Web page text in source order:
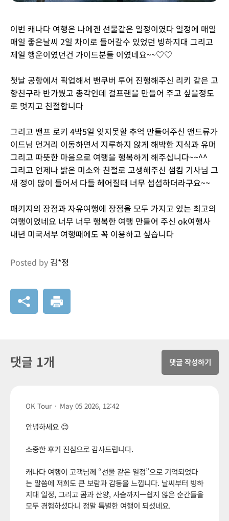
이번 캐나다 여행은 나에겐 선물같은 일정이였다 일정에 매일
매일 좋은날씨 2일 차이로 들어갈수 있었던 빙하지대 그리고
제일 행운이였던건 가이드분들 이였네요~~♡♡
첫날 공항에서 픽업해서 밴쿠버 투어 진행해주신 리키 같은 고
향친구라 반가웠고 총각인데 걸프랜을 만들어 주고 싶을정도
로 멋지고 친절합니다
그리고 밴프 로키 4박5일 잊지못할 추억 만들어주신 앤드류가
이드님 먼거리 이동하면서 지루하지 않게 해박한 지식과 유머
그리고 따뜻한 마음으로 여행을 행복하게 해주십니다~~^^
그리고 언제나 밝은 미소와 친절로 고생해주신 샘킴 기사님 그
새 정이 많이 들어서 다들 헤어질때 너무 섭섭하더라구요~~
패키지의 장점과 자유여행에 장점을 모두 가지고 있는 최고의
여행이였네요 너무 너무 행복한 여행 만들어 주신 ok여행사
내년 미국서부 여행때에도 꼭 이용하고 싶습니다
Posted by 김*정
댓글 1개 댓글 작성하기
OK Tour · May 05 2026, 12:42
안녕하세요 😊
소중한 후기 진심으로 감사드립니다.
캐나다 여행이 고객님께 “선물 같은 일정”으로 기억되었다
는 말씀에 저희도 큰 보람과 감동을 느낍니다. 날씨부터 빙하
지대 일정, 그리고 곰과 산양, 사슴까지—쉽지 않은 순간들을
모두 경험하셨다니 정말 특별한 여행이 되셨네요.